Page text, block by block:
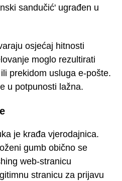
sandučić' ugrađen u
osjećaj hitnosti
moglo rezultirati
prekidom usluga e-pošte.
u potpunosti lažna.
je krađa vjerodajnica.
gumb obično se
web-stranicu
stranicu za prijavu